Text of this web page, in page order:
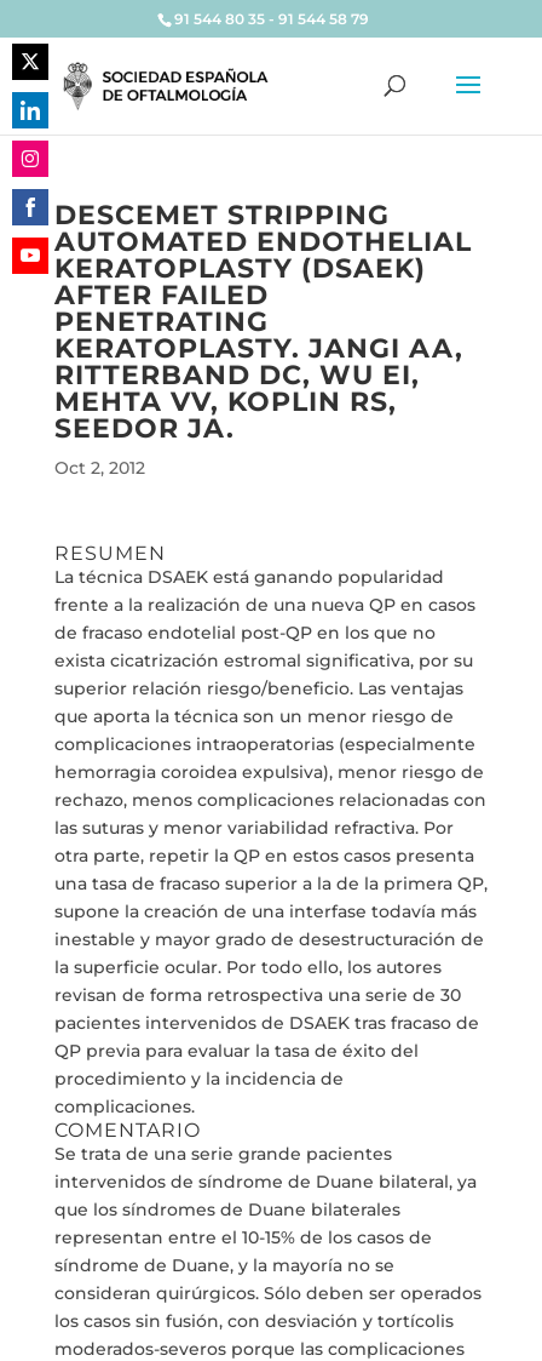
91 544 80 35 - 91 544 58 79
DESCEMET STRIPPING
AUTOMATED ENDOTHELIAL
KERATOPLASTY (DSAEK)
AFTER FAILED
PENETRATING
KERATOPLASTY. JANGI AA,
RITTERBAND DC, WU EI,
MEHTA VV, KOPLIN RS,
SEEDOR JA.
Oct 2, 2012
RESUMEN
La técnica DSAEK está ganando popularidad
frente a la realización de una nueva QP en casos
de fracaso endotelial post-QP en los que no
exista cicatrización estromal significativa, por su
superior relación riesgo/beneficio. Las ventajas
que aporta la técnica son un menor riesgo de
complicaciones intraoperatorias (especialmente
hemorragia coroidea expulsiva), menor riesgo de
rechazo, menos complicaciones relacionadas con
las suturas y menor variabilidad refractiva. Por
otra parte, repetir la QP en estos casos presenta
una tasa de fracaso superior a la de la primera QP,
supone la creación de una interfase todavía más
inestable y mayor grado de desestructuración de
la superficie ocular. Por todo ello, los autores
revisan de forma retrospectiva una serie de 30
pacientes intervenidos de DSAEK tras fracaso de
QP previa para evaluar la tasa de éxito del
procedimiento y la incidencia de
complicaciones.
COMENTARIO
Se trata de una serie grande pacientes
intervenidos de síndrome de Duane bilateral, ya
que los síndromes de Duane bilaterales
representan entre el 10-15% de los casos de
síndrome de Duane, y la mayoría no se
consideran quirúrgicos. Sólo deben ser operados
los casos sin fusión, con desviación y tortícolis
moderados-severos porque las complicaciones
Share
on
Twitter
Share
on
LinkedIn
Share
on
Instagram
Share
on
Facebook
Share
YouTube